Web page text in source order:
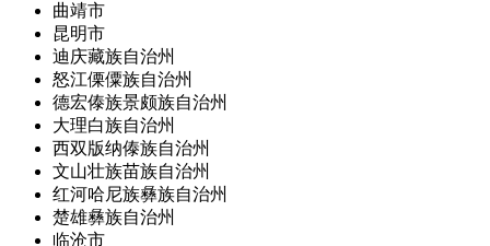
曲靖市
昆明市
迪庆藏族自治州
怒江傈僳族自治州
德宏傣族景颇族自治州
大理白族自治州
西双版纳傣族自治州
文山壮族苗族自治州
红河哈尼族彝族自治州
楚雄彝族自治州
临沧市